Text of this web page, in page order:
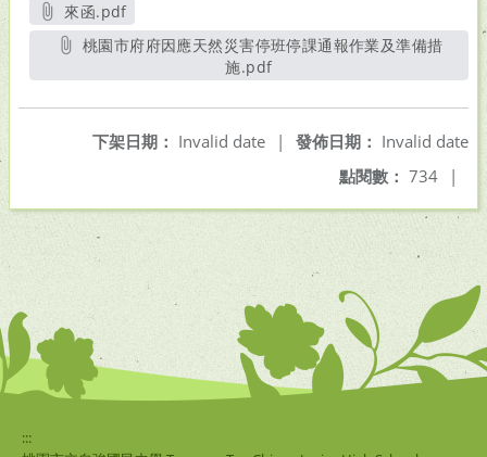
來函.pdf
另開新視窗
桃園市府府因應天然災害停班停課通報作業及準備措
施.pdf另開新視窗
發佈日期： Invalid date
下架日期： Invalid date
|
點閱數： 734 |
:::